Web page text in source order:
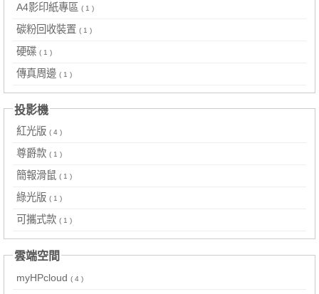
A4影印紙專區 ( 1 )
碳粉回收裝置 ( 1 )
硬碟 ( 1 )
傳真周邊 ( 1 )
投影機
紅光版 ( 4 )
尊爵款 ( 1 )
簡報滑鼠 ( 1 )
綠光版 ( 1 )
可攜式款 ( 1 )
雲端空間
myHPcloud ( 4 )